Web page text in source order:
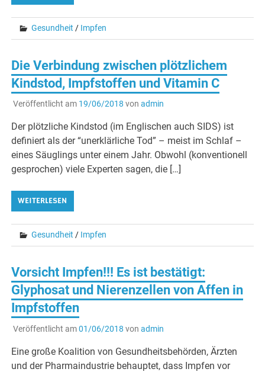
Gesundheit / Impfen
Die Verbindung zwischen plötzlichem
Kindstod, Impfstoffen und Vitamin C
Veröffentlicht am 19/06/2018 von admin
Der plötzliche Kindstod (im Englischen auch SIDS) ist
definiert als der “unerklärliche Tod” – meist im Schlaf –
eines Säuglings unter einem Jahr. Obwohl (konventionell
gesprochen) viele Experten sagen, die […]
WEITERLESEN
Gesundheit / Impfen
Vorsicht Impfen!!! Es ist bestätigt:
Glyphosat und Nierenzellen von Affen in
Impfstoffen
Veröffentlicht am01/06/2018 von admin
Eine große Koalition von Gesundheitsbehörden, Ärzten
und der Pharmaindustrie behauptet, dass Impfen vor